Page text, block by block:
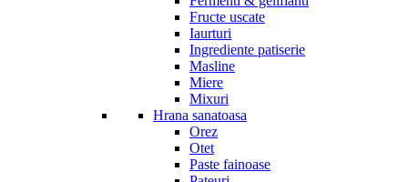
Fructe uscate
Iaurturi
Ingrediente patiserie
Masline
Miere
Mixuri
Hrana sanatoasa
Orez
Otet
Paste fainoase